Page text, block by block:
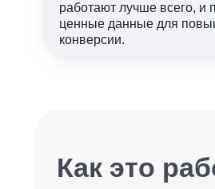
работают лучше всего, и
ценные данные для
конверсии.
Как это